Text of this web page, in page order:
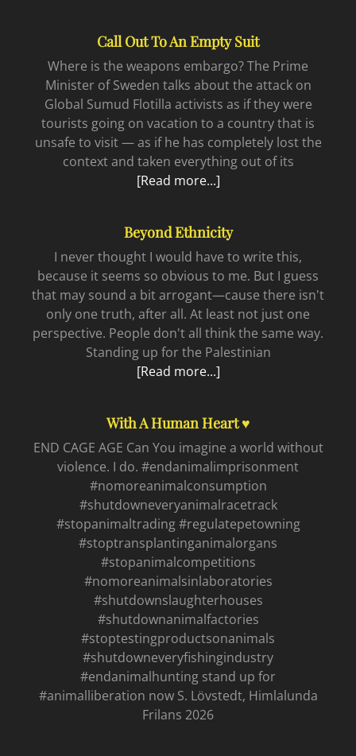
Call Out To An Empty Suit
Where is the weapons embargo? The Prime
Minister of Sweden talks about the attack on
Global Sumud Flotilla activists as if they were
tourists going on vacation to a country that is
unsafe to visit — as if he has completely lost the
context and taken everything out of its
[Read more...]Call
an
Empty
Suit
Beyond Ethnicity
I never thought I would have to write this,
because it seems so obvious to me. But I guess
that may sound a bit arrogant—cause there isn't
only one truth, after all. At least not just one
perspective. People don't all think the same way.
Standing up for the Palestinian
[Read more...]Beyond
With A Human Heart ♥
END CAGE AGE Can You imagine a world without
violence. I do. #endanimalimprisonment
#nomoreanimalconsumption
#shutdowneveryanimalracetrack
#stopanimaltrading #regulatepetowning
#stoptransplantinganimalorgans
#stopanimalcompetitions
#nomoreanimalsinlaboratories
#shutdownslaughterhouses
#shutdownanimalfactories
#stoptestingproductsonanimals
#shutdowneveryfishingindustry
#endanimalhunting stand up for
#animalliberation now S. Lövstedt, Himlalunda
Frilans 2026